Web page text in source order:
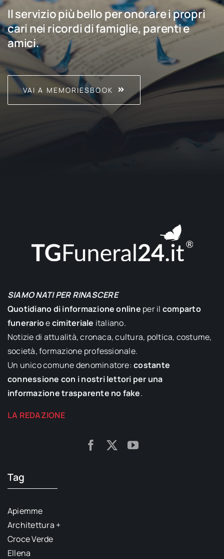
Il servizio più bello per onorare i propri
cari nei ricordi di famiglie, parenti e
amici.
VAI A MEMORIESBOOK
SIAMO NATI PER RINASCERE
Quotidiano di informazione online per il comparto
funerarioecimiteriale italiano.
Notizie di attualità, cronaca, cultura, poltica, costume,
società, formazione professionale.
Un unico comune denominatore:costante
connessione con i nostri lettori per una
informazione trasparente no fake.
LA REDAZIONE
Tag
Apiemme
Architettura +
Croce Verde
Ellena